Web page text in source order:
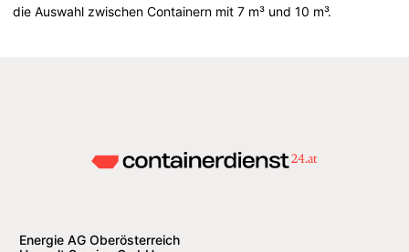
die Auswahl zwischen Containern mit 7 m³ und 10 m³.
Energie AG Oberösterreich